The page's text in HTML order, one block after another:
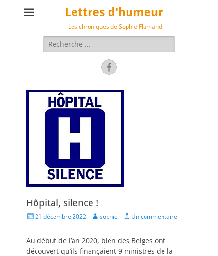
Lettres d'humeur
Les chroniques de Sophie Flamand
Rechercher :
Facebook
Hôpital, silence !
Posted21 décembre 2022 Author
sophie Un commentaire
Au début de l’an 2020, bien des Belges ont
découvert qu’ils finançaient 9 ministres de la